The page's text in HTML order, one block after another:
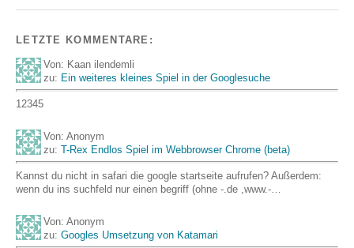
LETZTE KOMMENTARE:
Von: Kaan ilendemli
zu: Ein weiteres kleines Spiel in der Googlesuche
12345
Von: Anonym
zu: T-Rex Endlos Spiel im Webbrowser Chrome (beta)
Kannst du nicht in safari die google startseite aufrufen? Außerdem:
wenn du ins suchfeld nur einen begriff (ohne -.de ,www.-…
Von: Anonym
zu: Googles Umsetzung von Katamari